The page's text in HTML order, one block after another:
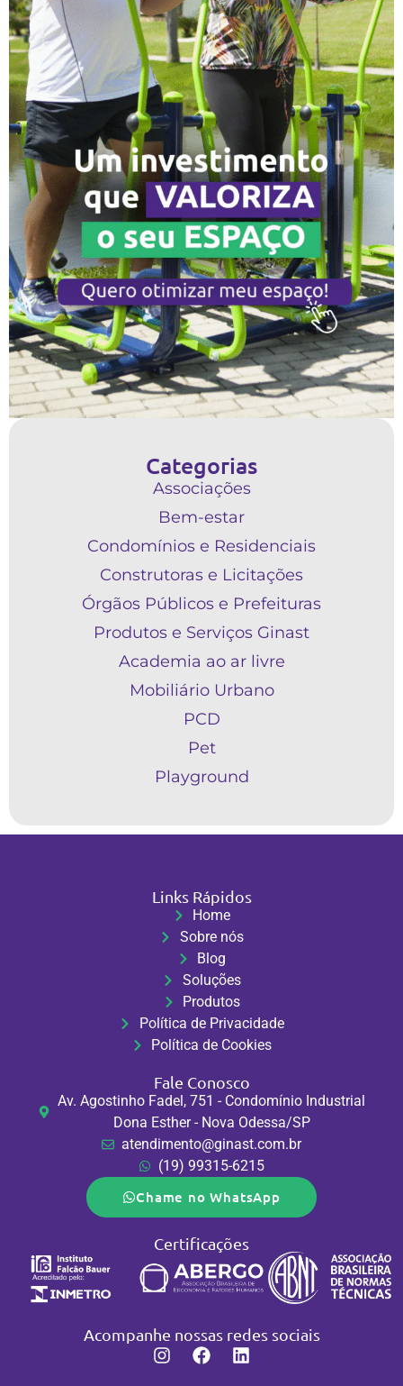
Categorias
Associações
Bem-estar
Condomínios e Residenciais
Construtoras e Licitações
Órgãos Públicos e Prefeituras
Produtos e Serviços Ginast
Academia ao ar livre
Mobiliário Urbano
PCD
Pet
Playground
Links Rápidos
Home
Sobre nós
Blog
Soluções
Produtos
Política de Privacidade
Política de Cookies
Fale Conosco
Av. Agostinho Fadel, 751 - Condomínio Industrial
Dona Esther - Nova Odessa/SP
atendimento@ginast.com.br
(19) 99315-6215
Chame no WhatsApp
Certificações
Acompanhe nossas redes sociais